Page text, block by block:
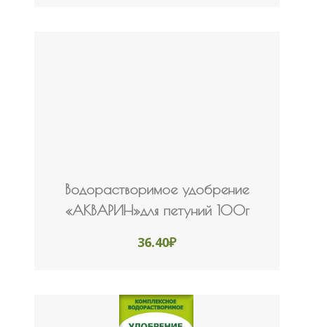
Водорастворимое удобрение
«АКВАРИН»для петуний 100г
36.40₽